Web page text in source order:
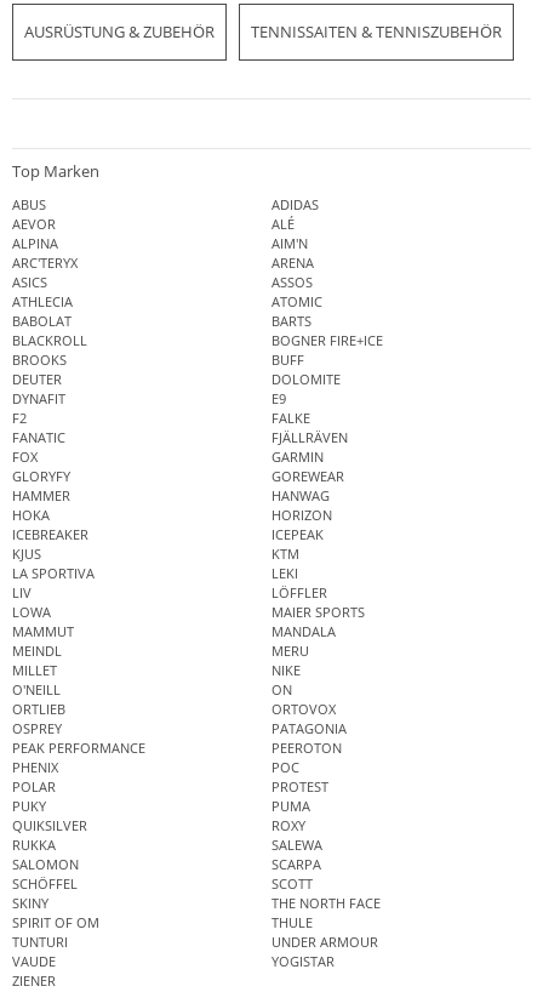
AUSRÜSTUNG & ZUBEHÖR TENNISSAITEN & TENNISZUBEHÖR
Top Marken
ABUS
ADIDAS
AEVOR
ALÉ
ALPINA
AIM'N
ARC'TERYX
ARENA
ASICS
ASSOS
ATHLECIA
ATOMIC
BABOLAT
BARTS
BLACKROLL
BOGNER FIRE+ICE
BROOKS
BUFF
DEUTER
DOLOMITE
DYNAFIT
E9
F2
FALKE
FANATIC
FJÄLLRÄVEN
FOX
GARMIN
GLORYFY
GOREWEAR
HAMMER
HANWAG
HOKA
HORIZON
ICEBREAKER
ICEPEAK
KJUS
KTM
LA SPORTIVA
LEKI
LIV
LÖFFLER
LOWA
MAIER SPORTS
MAMMUT
MANDALA
MEINDL
MERU
MILLET
NIKE
O'NEILL
ON
ORTLIEB
ORTOVOX
OSPREY
PATAGONIA
PEAK PERFORMANCE
PEEROTON
PHENIX
POC
POLAR
PROTEST
PUKY
PUMA
QUIKSILVER
ROXY
RUKKA
SALEWA
SALOMON
SCARPA
SCHÖFFEL
SCOTT
SKINY
THE NORTH FACE
SPIRIT OF OM
THULE
TUNTURI
UNDER ARMOUR
VAUDE
YOGISTAR
ZIENER